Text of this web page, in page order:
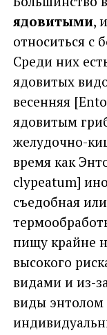
ядовитыми,
относиться с
Среди них
ядовитых
весенняя
ядовитым
желудочно-
время как
clypeatum]
съедобная
пищу крайне
высокого
видами и из-
виды энтолом